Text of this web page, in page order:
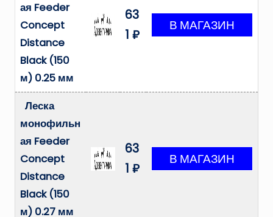
ая Feeder
Concept
Distance
Black (150
м) 0.25 мм
63
1 ₽
Леска
монофильн
ая Feeder
Concept
Distance
Black (150
м) 0.27 мм
63
1 ₽